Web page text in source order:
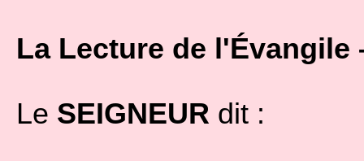
La Lecture de l'Évangile
Le SEIGNEUR dit :